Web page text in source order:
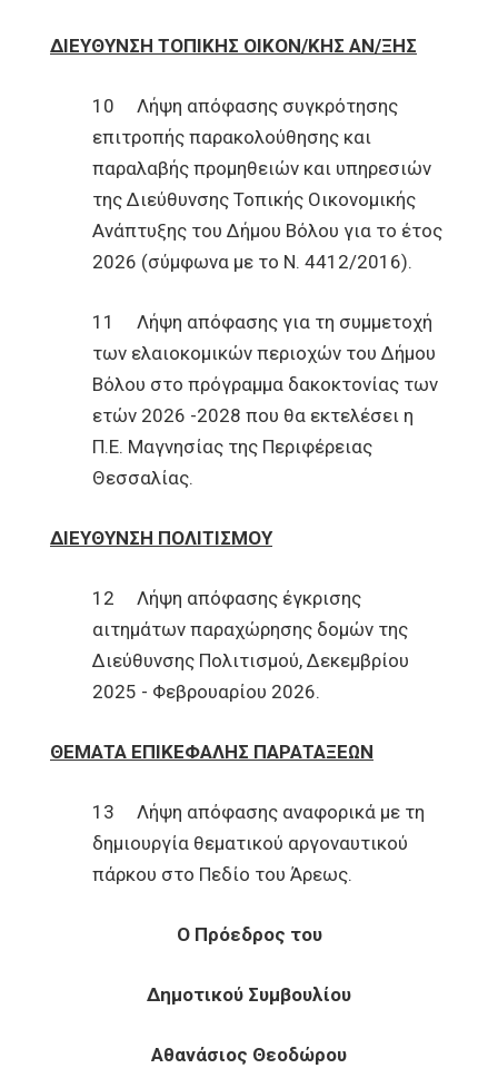
ΔΙΕΥΘΥΝΣΗ ΤΟΠΙΚΗΣ ΟΙΚΟΝ/ΚΗΣ ΑΝ/ΞΗΣ
10 Λήψη απόφασης συγκρότησης
επιτροπής παρακολούθησης και
παραλαβής προμηθειών και υπηρεσιών
της Διεύθυνσης Τοπικής Οικονομικής
Ανάπτυξης του Δήμου Βόλου για το έτος
2026 (σύμφωνα με το Ν. 4412/2016).
11 Λήψη απόφασης για τη συμμετοχή
των ελαιοκομικών περιοχών του Δήμου
Βόλου στο πρόγραμμα δακοκτονίας των
ετών 2026 -2028 που θα εκτελέσει η
Π.Ε. Μαγνησίας της Περιφέρειας
Θεσσαλίας.
ΔΙΕΥΘΥΝΣΗ ΠΟΛΙΤΙΣΜΟΥ
12 Λήψη απόφασης έγκρισης
αιτημάτων παραχώρησης δομών της
Διεύθυνσης Πολιτισμού, Δεκεμβρίου
2025 - Φεβρουαρίου 2026.
ΘΕΜΑΤΑ ΕΠΙΚΕΦΑΛΗΣ ΠΑΡΑΤΑΞΕΩΝ
13 Λήψη απόφασης αναφορικά με τη
δημιουργία θεματικού αργοναυτικού
πάρκου στο Πεδίο του Άρεως.
Ο Πρόεδρος του
Δημοτικού Συμβουλίου
Αθανάσιος Θεοδώρου